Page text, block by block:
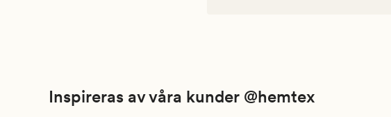
Inspireras av våra kunder @hemtex